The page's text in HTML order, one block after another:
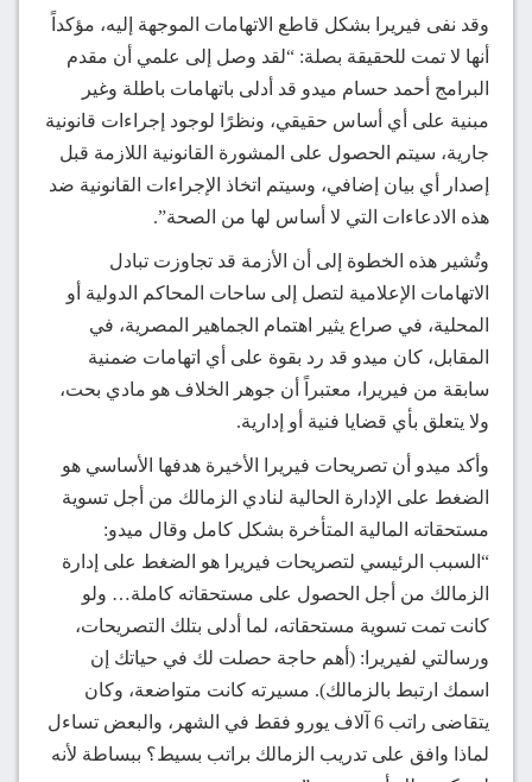
وقد نفى فيريرا بشكل قاطع الاتهامات الموجهة إليه، مؤكداً
أنها لا تمت للحقيقة بصلة: “لقد وصل إلى علمي أن مقدم
البرامج أحمد حسام ميدو قد أدلى باتهامات باطلة وغير
مبنية على أي أساس حقيقي، ونظرًا لوجود إجراءات قانونية
جارية، سيتم الحصول على المشورة القانونية اللازمة قبل
إصدار أي بيان إضافي، وسيتم اتخاذ الإجراءات القانونية ضد
هذه الادعاءات التي لا أساس لها من الصحة”.
وتُشير هذه الخطوة إلى أن الأزمة قد تجاوزت تبادل
الاتهامات الإعلامية لتصل إلى ساحات المحاكم الدولية أو
المحلية، في صراع يثير اهتمام الجماهير المصرية، في
المقابل، كان ميدو قد رد بقوة على أي اتهامات ضمنية
سابقة من فيريرا، معتبراً أن جوهر الخلاف هو مادي بحت،
ولا يتعلق بأي قضايا فنية أو إدارية.
وأكد ميدو أن تصريحات فيريرا الأخيرة هدفها الأساسي هو
الضغط على الإدارة الحالية لنادي الزمالك من أجل تسوية
مستحقاته المالية المتأخرة بشكل كامل وقال ميدو:
“السبب الرئيسي لتصريحات فيريرا هو الضغط على إدارة
الزمالك من أجل الحصول على مستحقاته كاملة… ولو
كانت تمت تسوية مستحقاته، لما أدلى بتلك التصريحات،
ورسالتي لفيريرا: (أهم حاجة حصلت لك في حياتك إن
اسمك ارتبط بالزمالك). مسيرته كانت متواضعة، وكان
يتقاضى راتب 6 آلاف يورو فقط في الشهر، والبعض تساءل
لماذا وافق على تدريب الزمالك براتب بسيط؟ ببساطة لأنه